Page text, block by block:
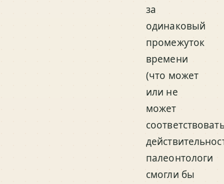
за
одинаковый
промежуток
времени
(что может
или не
может
палеонтологи
смогли бы